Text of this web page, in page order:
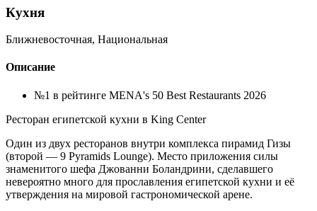
Кухня
Ближневосточная, Национальная
Описание
№1 в рейтинге MENA's 50 Best Restaurants 2026
Ресторан египетской кухни в King Center
Один из двух ресторанов внутри комплекса пирамид Гизы
(второй — 9 Pyramids Lounge). Место приложения силы
знаменитого шефа Джованни Боландрини, сделавшего
невероятно много для прославления египетской кухни и её
утверждения на мировой гастрономической арене.